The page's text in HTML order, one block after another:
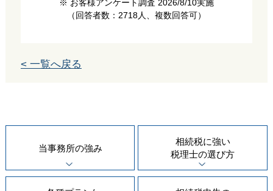
※ お客様アンケート調査 2026/8/10実施
（回答者数：2718人、複数回答可）
< 一覧へ戻る
当事務所の強み
相続税に強い
税理士の選び方